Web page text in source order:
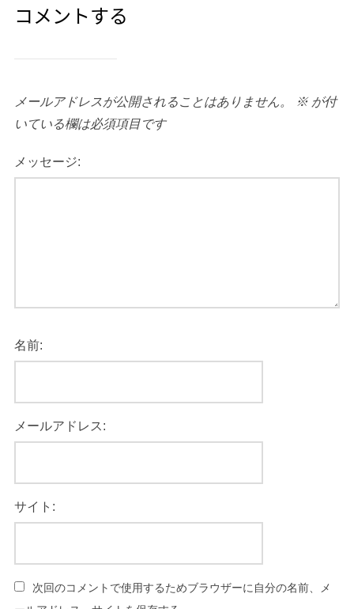
コメントする
メールアドレスが公開されることはありません。 ※が付
いている欄は必須項目です
メッセージ:
名前:
メールアドレス:
サイト:
次回のコメントで使用するためブラウザーに自分の名前、メ